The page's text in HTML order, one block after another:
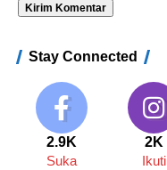
Stay Connected
2.9K
Suka
2K
Ikuti